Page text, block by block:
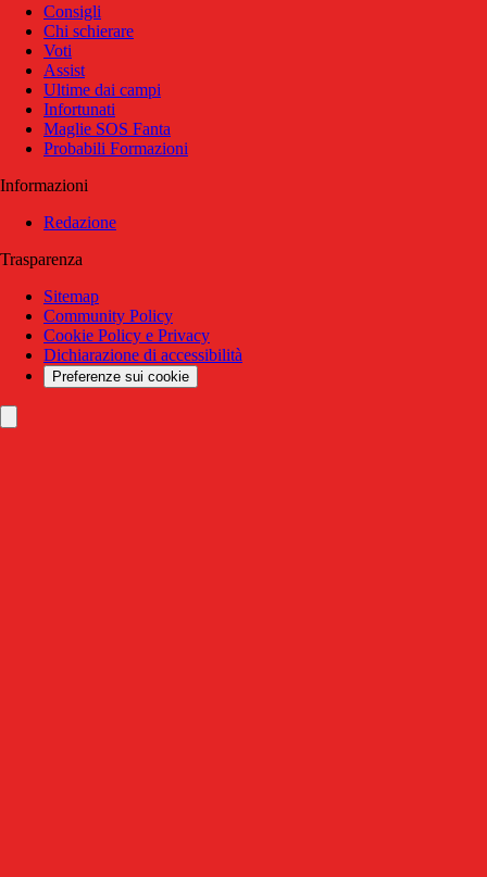
Consigli
Chi schierare
Voti
Assist
Ultime dai campi
Infortunati
Maglie SOS Fanta
Probabili Formazioni
Informazioni
Redazione
Trasparenza
Sitemap
Community Policy
Cookie Policy e Privacy
Dichiarazione di accessibilità
Preferenze sui cookie